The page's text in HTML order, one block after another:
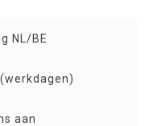
NL/BE
aan